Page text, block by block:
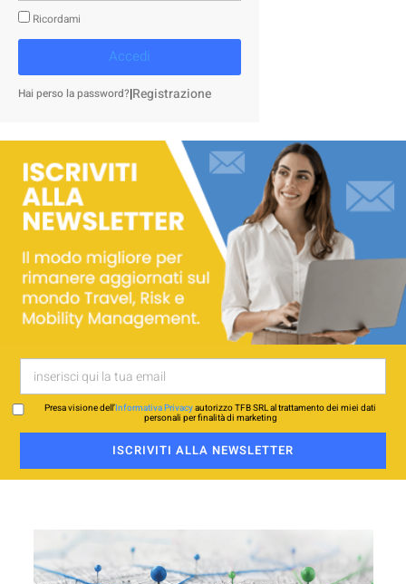
Ricordami
Accedi
Hai perso la password?|Registrazione
Presa visione dell’Informativa Privacyautorizzo TFB SRL al trattamento dei miei dati
personali per finalità di marketing
ISCRIVITI ALLA NEWSLETTER